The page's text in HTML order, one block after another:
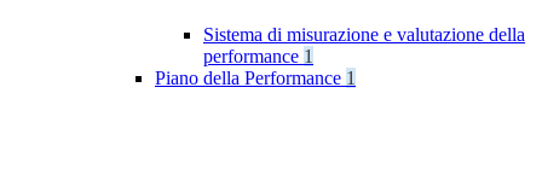
Sistema di misurazione e valutazione della
performance 1
Piano della Performance 1